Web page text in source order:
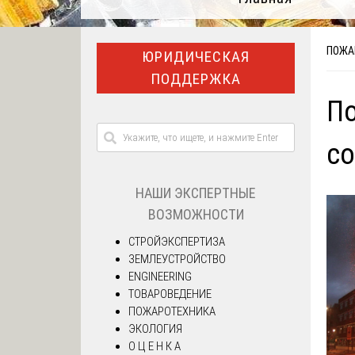
ЮРИДИЧЕСКАЯ
ПОДДЕРЖКА
НАШИ ЭКСПЕРТНЫЕ
ВОЗМОЖНОСТИ
СТРОЙЭКСПЕРТИЗА
ЗЕМЛЕУСТРОЙСТВО
ENGINEERING
ТОВАРОВЕДЕНИЕ
ПОЖАРОТЕХНИКА
ЭКОЛОГИЯ
О Ц Е Н К А